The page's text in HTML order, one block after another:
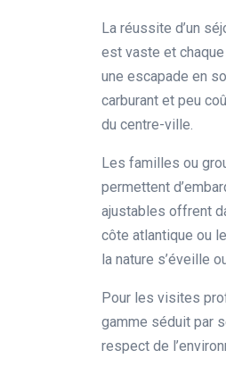
La réussite d’un
est vaste et
une escapade en
carburant et peu
du centre-ville.
Les familles ou
permettent
ajustables offrent
côte atlantique ou
la nature s’éveille
Pour les visites
gamme séduit par
respect de